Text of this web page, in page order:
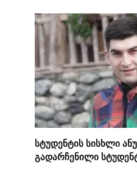
სტუდენტის სისხლი
გადარჩენილი